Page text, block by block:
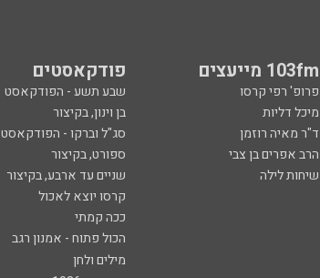
103fm מייעצים פודקאסטים
פרופ' רפי קרסו שבע תשע - הפודקאסט
מיכל דליות בן וינון, בקיצור
ד"ר מאיה רוזמן סג"ל וברקו - הפודקאסט
הרב אפרים בן צבי ספורט, בקיצור
שיחות לילה שניים עד ארבע, בקיצור
קרסו יוצא לאכול
ככה קמתי
הכול פתוח - אמנון רגב
מילים ולחן